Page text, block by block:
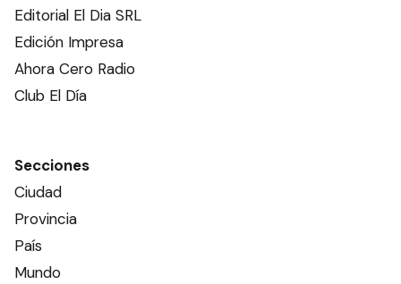
Editorial El Dia SRL
Edición Impresa
Ahora Cero Radio
Club El Día
Secciones
Ciudad
Provincia
País
Mundo